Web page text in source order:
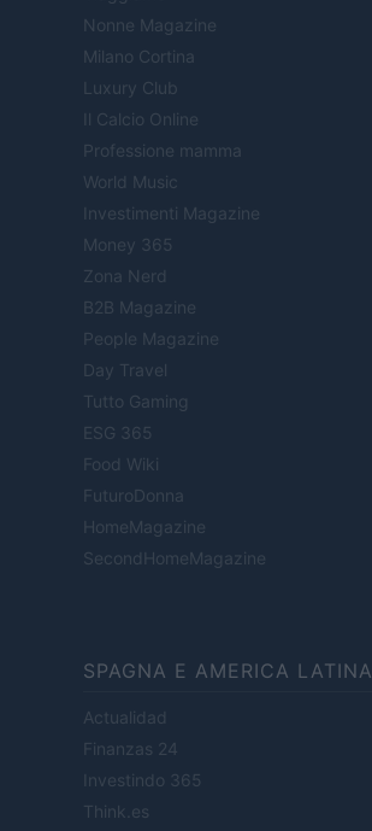
Nonne Magazine
Milano Cortina
Luxury Club
Il Calcio Online
Professione mamma
World Music
Investimenti Magazine
Money 365
Zona Nerd
B2B Magazine
People Magazine
Day Travel
Tutto Gaming
ESG 365
Food Wiki
FuturoDonna
HomeMagazine
SecondHomeMagazine
SPAGNA E AMERICA LATINA
Actualidad
Finanzas 24
Investindo 365
Think.es